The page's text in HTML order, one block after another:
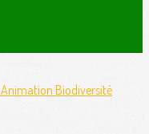
Animation Biodiversité